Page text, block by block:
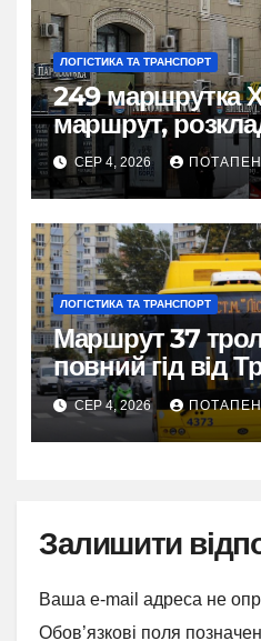
ЛОГІСТИКА ТА ТРАНСПОРТ
249 маршрутка
маршрут,
зручної поїздки
СЕР 4, 2026
ЛОГІСТИКА ТА ТРАНСПОРТ
Маршрут 37
повний гід від
метро Лісова
СЕР 4, 2026
Залишити
Ваша e-mail адреса не
Обов’язкові поля